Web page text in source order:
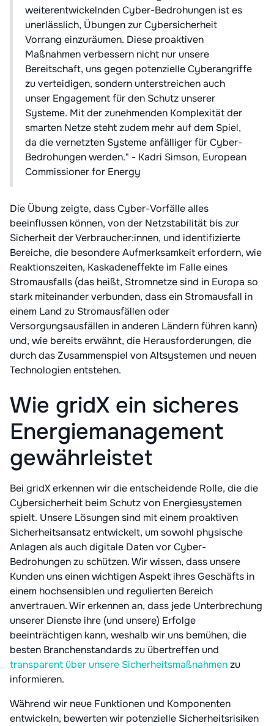
weiterentwickelnden Cyber-Bedrohungen ist es
unerlässlich, Übungen zur Cybersicherheit
Vorrang einzuräumen. Diese proaktiven
Maßnahmen verbessern nicht nur unsere
Bereitschaft, uns gegen potenzielle Cyberangriffe
zu verteidigen, sondern unterstreichen auch
unser Engagement für den Schutz unserer
Systeme. Mit der zunehmenden Komplexität der
smarten Netze steht zudem mehr auf dem Spiel,
da die vernetzten Systeme anfälliger für Cyber-
Bedrohungen werden." - Kadri Simson, European
Commissioner for Energy
Die Übung zeigte, dass Cyber-Vorfälle alles
beeinflussen können, von der Netzstabilität bis zur
Sicherheit der Verbraucher:innen, und identifizierte
Bereiche, die besondere Aufmerksamkeit erfordern, wie
Reaktionszeiten, Kaskadeneffekte im Falle eines
Stromausfalls (das heißt, Stromnetze sind in Europa so
stark miteinander verbunden, dass ein Stromausfall in
einem Land zu Stromausfällen oder
Versorgungsausfällen in anderen Ländern führen kann)
und, wie bereits erwähnt, die Herausforderungen, die
durch das Zusammenspiel von Altsystemen und neuen
Technologien entstehen.
Wie gridX ein sicheres
Energiemanagement
gewährleistet
Bei gridX erkennen wir die entscheidende Rolle, die die
Cybersicherheit beim Schutz von Energiesystemen
spielt. Unsere Lösungen sind mit einem proaktiven
Sicherheitsansatz entwickelt, um sowohl physische
Anlagen als auch digitale Daten vor Cyber-
Bedrohungen zu schützen. Wir wissen, dass unsere
Kunden uns einen wichtigen Aspekt ihres Geschäfts in
einem hochsensiblen und regulierten Bereich
anvertrauen. Wir erkennen an, dass jede Unterbrechung
unserer Dienste ihre (und unsere) Erfolge
beeinträchtigen kann, weshalb wir uns bemühen, die
besten Branchenstandards zu übertreffen und
transparent über unsere Sicherheitsmaßnahmenzu
informieren.
Während wir neue Funktionen und Komponenten
entwickeln, bewerten wir potenzielle Sicherheitsrisiken